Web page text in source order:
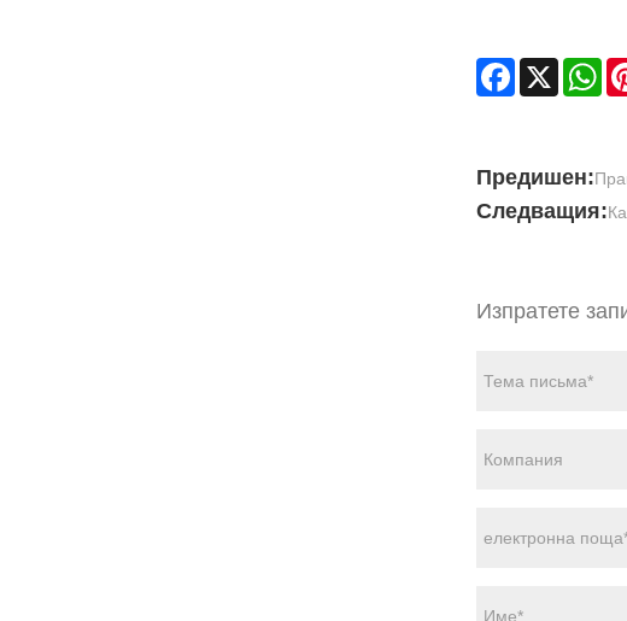
Facebook
X
Предишен:
Следващия:
Изпратете